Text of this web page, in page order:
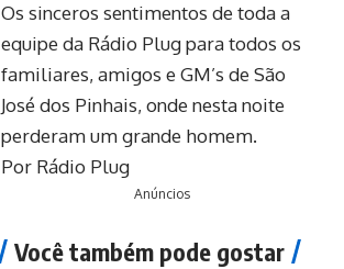
Os sinceros sentimentos de toda a
equipe da Rádio Plug para todos os
familiares, amigos e GM’s de São
José dos Pinhais, onde nesta noite
perderam um grande homem.
Por Rádio Plug
Anúncios
Você também pode gostar